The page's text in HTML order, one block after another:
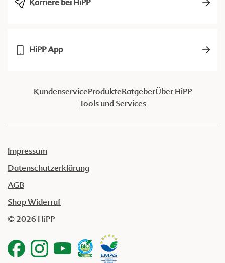
Karriere bei HiPP
HiPP App
KundenserviceProdukteRatgeberÜber HiPP
Tools und Services
Impressum
Datenschutzerklärung
AGB
Shop Widerruf
© 2026 HiPP